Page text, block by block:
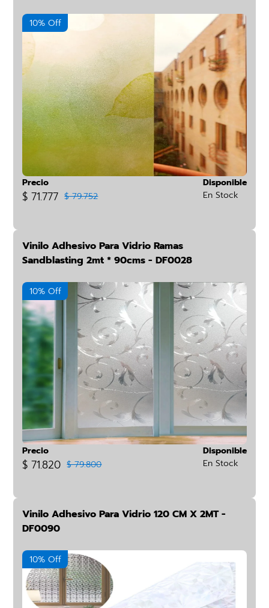
10% Off
Precio
$ 71.777 $ 79.752
Disponible
En Stock
Vinilo Adhesivo Para Vidrio Ramas
Sandblasting 2mt * 90cms - DF0028
10% Off
Precio
$ 71.820 $ 79.800
Disponible
En Stock
Vinilo Adhesivo Para Vidrio 120 CM X 2MT -
DF0090
10% Off